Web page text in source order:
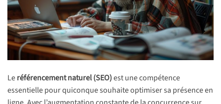
Leréférencement naturel (SEO)est une compétence
essentielle pour quiconque souhaite optimiser sa présence en